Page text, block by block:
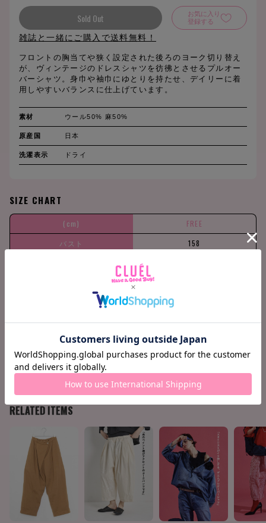
Sold Out
お気に入り
登録する
雑誌と一緒にご購入で送料無料！
フロントの胸当てや狭く設定された後ろのヨーク切り替え
が、ヴィンテージのドレスシャツを彷彿とさせるプルオー
バーシャツ。身巾や袖巾にゆとりを持たせ、デイリーに着
用しやすいバランスに仕上げています。
素材 ウール50% 麻50%
原産国 日本
洗濯表示 ドライ
SIZE CHART
(cm)
FREE
バスト
158
158cm / 51kg Knee -8cm Find your size